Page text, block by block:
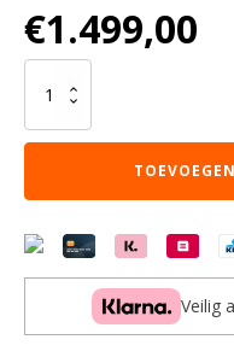
€1.499,00
Bergkast
Jule
-
-
-
Veilig